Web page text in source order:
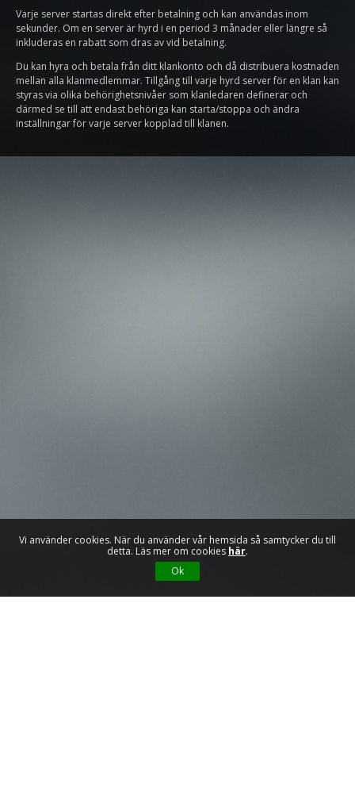
Vi använder cookies. När du använder vår hemsida så samtycker du till
detta. Läs mer om cookies här.
Ok
Varje server startas direkt efter betalning och kan användas inom
sekunder. Om en server är hyrd i en period 3 månader eller längre så
inkluderas en rabatt som dras av vid betalning.
Du kan hyra och betala från ditt klankonto och då distribuera kostnaden
mellan alla klanmedlemmar. Tillgång till varje hyrd server för en klan kan
styras via olika behörighetsnivåer som klanledaren definerar och
därmed se till att endast behöriga kan starta/stoppa och ändra
inställningar för varje server kopplad till klanen.